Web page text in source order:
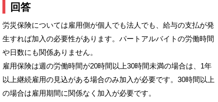
回答
労災保険については雇用側が個人でも法人でも、給与の支払が発
生すれば加入の必要性があります。パートアルバイトの労働時間
や日数にも関係ありません。
雇用保険は週の労働時間が20時間以上30時間未満の場合は、1年
以上継続雇用の見込がある場合のみ加入が必要です。30時間以上
の場合は雇用期間に関係なく加入が必要です。